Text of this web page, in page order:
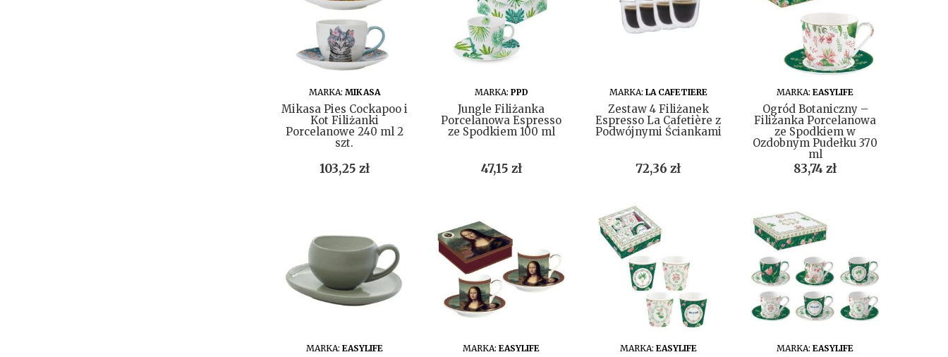
DO KOSZYKA
MARKA: MIKASA
Mikasa Pies Cockapoo i
Kot Filiżanki
Porcelanowe 240 ml 2
szt.
Cena
103,25 zł
DO KOSZYKA
MARKA: PPD
Jungle Filiżanka
Porcelanowa Espresso
ze Spodkiem 100 ml
Cena
47,15 zł
DO KOSZYKA
MARKA: LA CAFETIERE
Zestaw 4 Filiżanek
Espresso La Cafetière z
Podwójnymi Ściankami
Cena
72,36 zł
DO KOSZYKA
MARKA:EASYLIFE
Ogród Botaniczny –
Filiżanka Porcelanowa
ze Spodkiem w
Ozdobnym Pudełku 370
ml
Cena
83,74 zł
DO KOSZYKA
MARKA: EASYLIFE DO KOSZYKA
MARKA:EASYLIFE DO KOSZYKA
MARKA: EASYLIFE DO KOSZYKA
MARKA:EASYLIFE